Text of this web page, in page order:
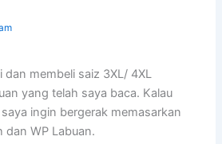
dan membeli saiz 3XL/ 4XL
yang telah saya baca. Kalau
ingin bergerak memasarkan
dan WP Labuan.